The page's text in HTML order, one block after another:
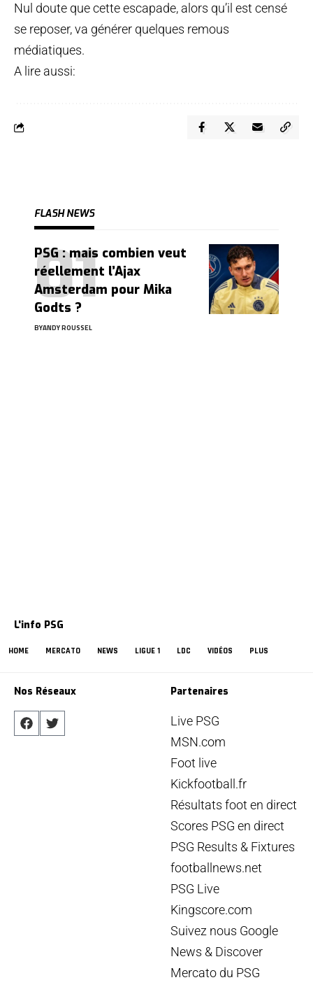
Nul doute que cette escapade, alors qu’il est censé
se reposer, va générer quelques remous
médiatiques.
A lire aussi:
FLASH NEWS
PSG : mais combien veut
réellement l’Ajax
Amsterdam pour Mika
Godts ?
BYANDY ROUSSEL
L'info PSG
HOME MERCATO NEWS LIGUE 1 LDC VIDÉOS PLUS
Nos Réseaux Partenaires
Live PSG
MSN.com
Foot live
Kickfootball.fr
Résultats foot en direct
Scores PSG en direct
PSG Results & Fixtures
footballnews.net
PSG Live
Kingscore.com
Suivez nous Google
News & Discover
Mercato du PSG